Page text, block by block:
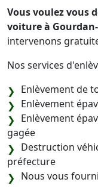
Vous voulez vous
voiture à
intervenons
Nos services
Enlèvement de
Enlèvement
Enlèvement
gagée
Destruction
préfecture
Nous vous